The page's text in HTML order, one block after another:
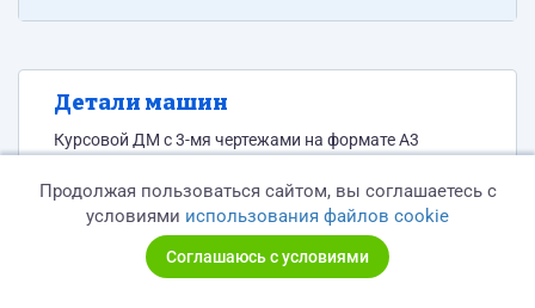
Детали машин
Курсовой ДМ с 3-мя чертежами на формате А3
Тексты и Переводы
Договорная
Продолжая пользоваться сайтом, вы соглашаетесь с
условиями использования файлов cookie
Соглашаюсь с условиями